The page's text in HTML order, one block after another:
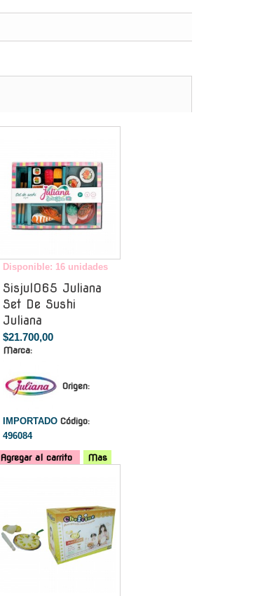
Disponible: 16 unidades
Sisjul065 Juliana
Set De Sushi
Juliana
$21.700,00
Marca:
Origen:
IMPORTADO Código:
496084
Agregar al carrito
Mas